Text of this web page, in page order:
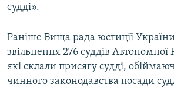
судді».
Раніше Вища рада юстиції
звільнення 276 суддів
які склали присягу судді,
чинного законодавства посади